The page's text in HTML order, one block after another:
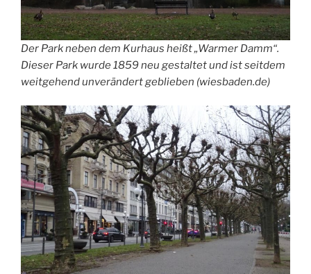
Der Park neben dem Kurhaus heißt „Warmer Damm“.
Dieser Park wurde 1859 neu gestaltet und ist seitdem
weitgehend unverändert geblieben (wiesbaden.de)